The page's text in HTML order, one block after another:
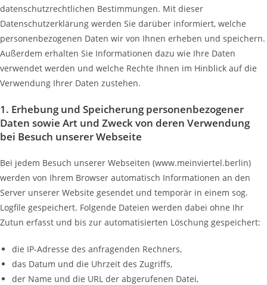
datenschutzrechtlichen Bestimmungen. Mit dieser
Datenschutzerklärung werden Sie darüber informiert, welche
personenbezogenen Daten wir von Ihnen erheben und speichern.
Außerdem erhalten Sie Informationen dazu wie Ihre Daten
verwendet werden und welche Rechte Ihnen im Hinblick auf die
Verwendung Ihrer Daten zustehen.
1. Erhebung und Speicherung personenbezogener
Daten sowie Art und Zweck von deren Verwendung
bei Besuch unserer Webseite
Bei jedem Besuch unserer Webseiten (www.meinviertel.berlin)
werden von Ihrem Browser automatisch Informationen an den
Server unserer Website gesendet und temporär in einem sog.
Logfile gespeichert. Folgende Dateien werden dabei ohne Ihr
Zutun erfasst und bis zur automatisierten Löschung gespeichert:
die IP-Adresse des anfragenden Rechners,
das Datum und die Uhrzeit des Zugriffs,
der Name und die URL der abgerufenen Datei,